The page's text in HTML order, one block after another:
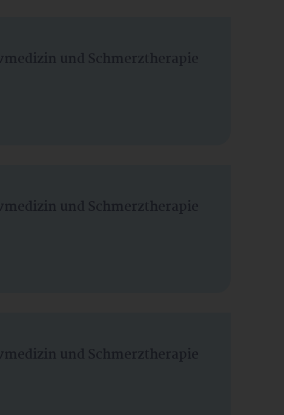
und Schmerztherapie
und Schmerztherapie
und Schmerztherapie